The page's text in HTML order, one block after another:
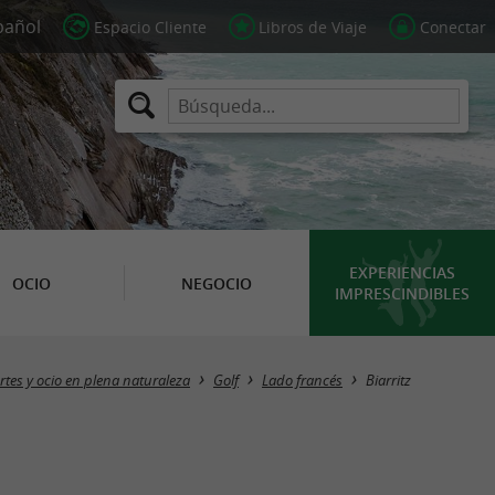
Espacio Cliente Libros de Viaje Conectar
OCIO NEGOCIO
EXPERIENCIAS
IMPRESCINDIBLES
Masquer la carte
y ocio en plena naturaleza Golf Lado francés Biarritz